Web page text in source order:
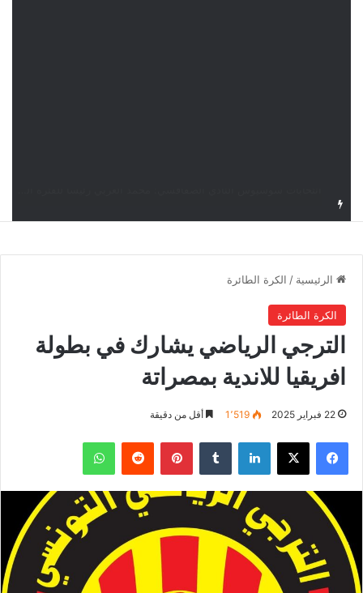
الرئيسية / الكرة الطائرة
الكرة الطائرة
الترجي الرياضي يشارك في بطولة
افريقيا للاندية بمصراتة
22 فبراير 2025 1٬519 أقل من دقيقة
فيسبوك ‫X لينكدإن بينتيريست واتساب